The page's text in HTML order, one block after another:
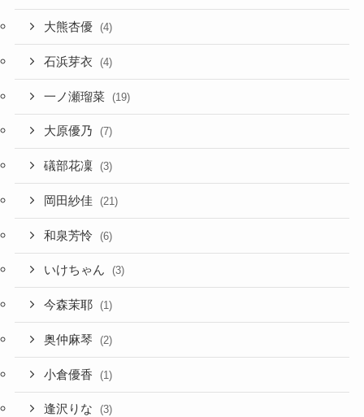
大熊杏優 (4)
石浜芽衣 (4)
一ノ瀬瑠菜 (19)
大原優乃 (7)
礒部花凜 (3)
岡田紗佳 (21)
和泉芳怜 (6)
いけちゃん (3)
今森茉耶 (1)
奥仲麻琴 (2)
小倉優香 (1)
逢沢りな (3)